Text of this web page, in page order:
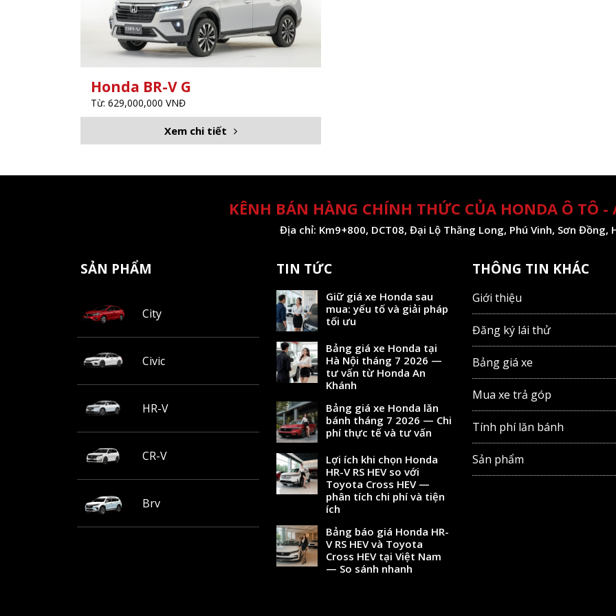
Honda BR-V G
Từ: 629,000,000 VNĐ
Xem chi tiết
KÊNH BÁN HÀNG CHÍNH THỨC CỦA HONDA Ô TÔ
Địa chỉ: Km9+800, DCT08, Đại Lộ Thăng Long, Phú Vinh, Sơn Đồng,
SẢN PHẨM
City
Civic
HR-V
CR-V
Brv
TIN TỨC
Giữ giá xe Honda sau
mua: yếu tố và giải pháp
tối ưu
Bảng giá xe Honda tại
Hà Nội tháng 7 2026 —
tư vấn từ Honda An
Khánh
Bảng giá xe Honda lăn
bánh tháng 7 2026 — Chi
phí thực tế và tư vấn
Lợi ích khi chọn Honda
HR-V RS HEV so với
Toyota Cross HEV —
phân tích chi phí và tiện
ích
Bảng báo giá Honda HR-
V RS HEV và Toyota
Cross HEV tại Việt Nam
— So sánh nhanh
THÔNG TIN KHÁC
Giới thiệu
Đăng ký lái thử
Bảng giá xe
Mua xe trả góp
Tính phí lăn bánh
Sản phẩm